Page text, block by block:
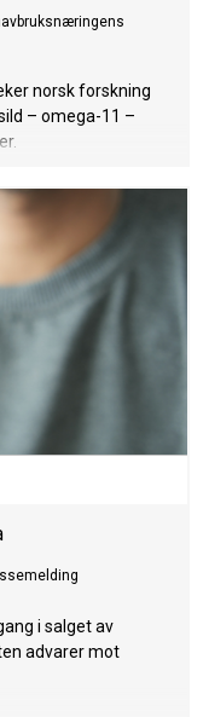
norsk forskning
– omega-11 –
i salget av
advarer mot